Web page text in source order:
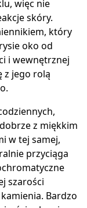
więc nie
skóry.
który
oko od
i wewnętrznej
z jego rolą
z miękkim
w tej samej,
przyciąga
szarości
Bardzo